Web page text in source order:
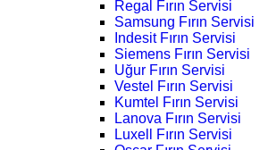
Regal Fırın Servisi
Samsung Fırın Servisi
Indesit Fırın Servisi
Siemens Fırın Servisi
Uğur Fırın Servisi
Vestel Fırın Servisi
Kumtel Fırın Servisi
Lanova Fırın Servisi
Luxell Fırın Servisi